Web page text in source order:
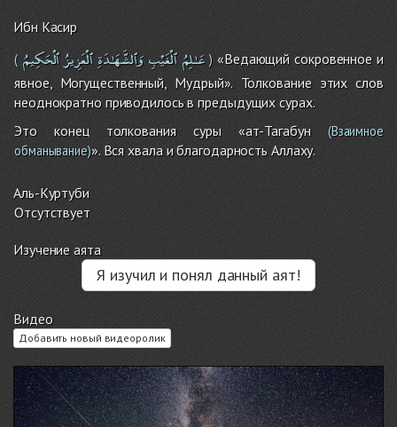
Ибн Касир
( عَـٰلِمُٱلْغَيْبِوَٱلشَّهَـٰدَةِٱلْعَزِيزُٱلْحَكِيمُ ) «Ведающий сокровенное и
явное, Могущественный, Мудрый». Толкование этих слов
неоднократно приводилось в предыдущих сурах.
Это конец толкования суры «ат-Тагабун (Взаимное
обманывание)». Вся хвала и благодарность Аллаху.
Аль-Куртуби
Отсутствует
Изучение аята
Я изучил и понял данный аят!
Видео
Добавить новый видеоролик